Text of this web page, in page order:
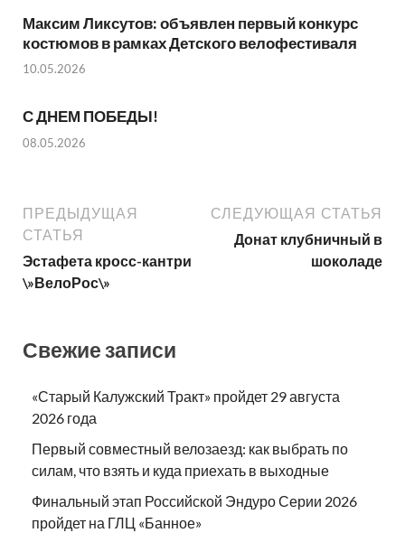
Максим Ликсутов: объявлен первый конкурс
костюмов в рамках Детского велофестиваля
10.05.2026
С ДНЕМ ПОБЕДЫ!
08.05.2026
ПРЕДЫДУЩАЯ
СТАТЬЯ
Эстафета кросс-кантри
\»ВелоРос\»
СЛЕДУЮЩАЯ СТАТЬЯ
Донат клубничный в
шоколаде
Свежие записи
«Старый Калужский Тракт» пройдет 29 августа
2026 года
Первый совместный велозаезд: как выбрать по
силам, что взять и куда приехать в выходные
Финальный этап Российской Эндуро Серии 2026
пройдет на ГЛЦ «Банное»